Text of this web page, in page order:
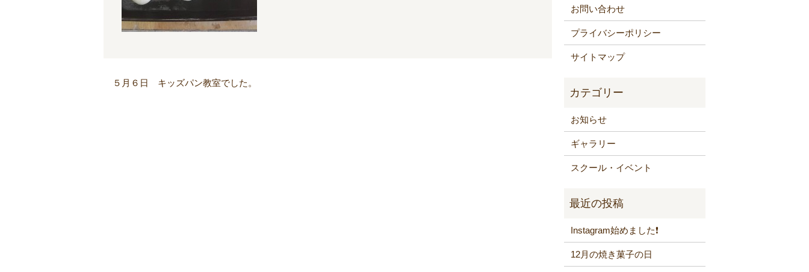
５月６日 キッズパン教室でした。
お問い合わせ
プライバシーポリシー
サイトマップ
お知らせ
ギャラリー
スクール・イベント
Instagram始めました❗️
12月の焼き菓子の日